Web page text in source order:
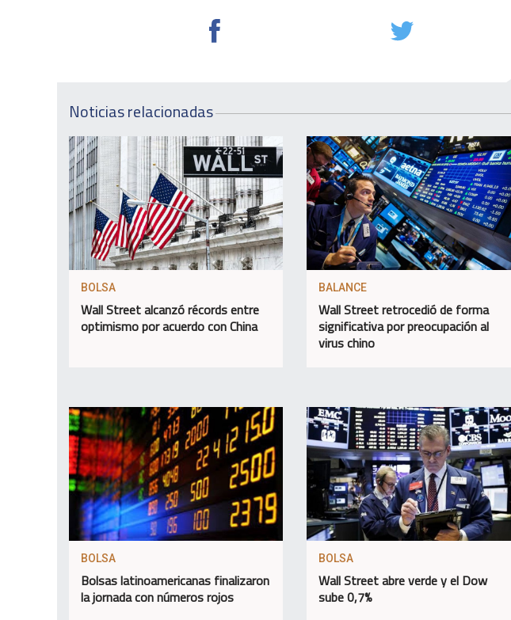
Noticias relacionadas
BOLSA
Wall Street alcanzó récords entre
optimismo por acuerdo con China
BALANCE
Wall Street retrocedió de forma
significativa por preocupación al
virus chino
BOLSA
Bolsas latinoamericanas finalizaron
la jornada con números rojos
BOLSA
Wall Street abre verde y el Dow
sube 0,7%